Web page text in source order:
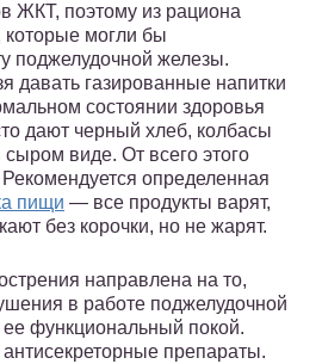
ЖКТ, поэтому из рациона
которые могли бы
поджелудочной железы.
давать газированные напитки
состоянии здоровья
дают черный хлеб, колбасы
виде. От всего этого
Рекомендуется определенная
пищи — все продукты варят,
без корочки, но не жарят.
направлена на то,
в работе поджелудочной
функциональный покой.
препараты.